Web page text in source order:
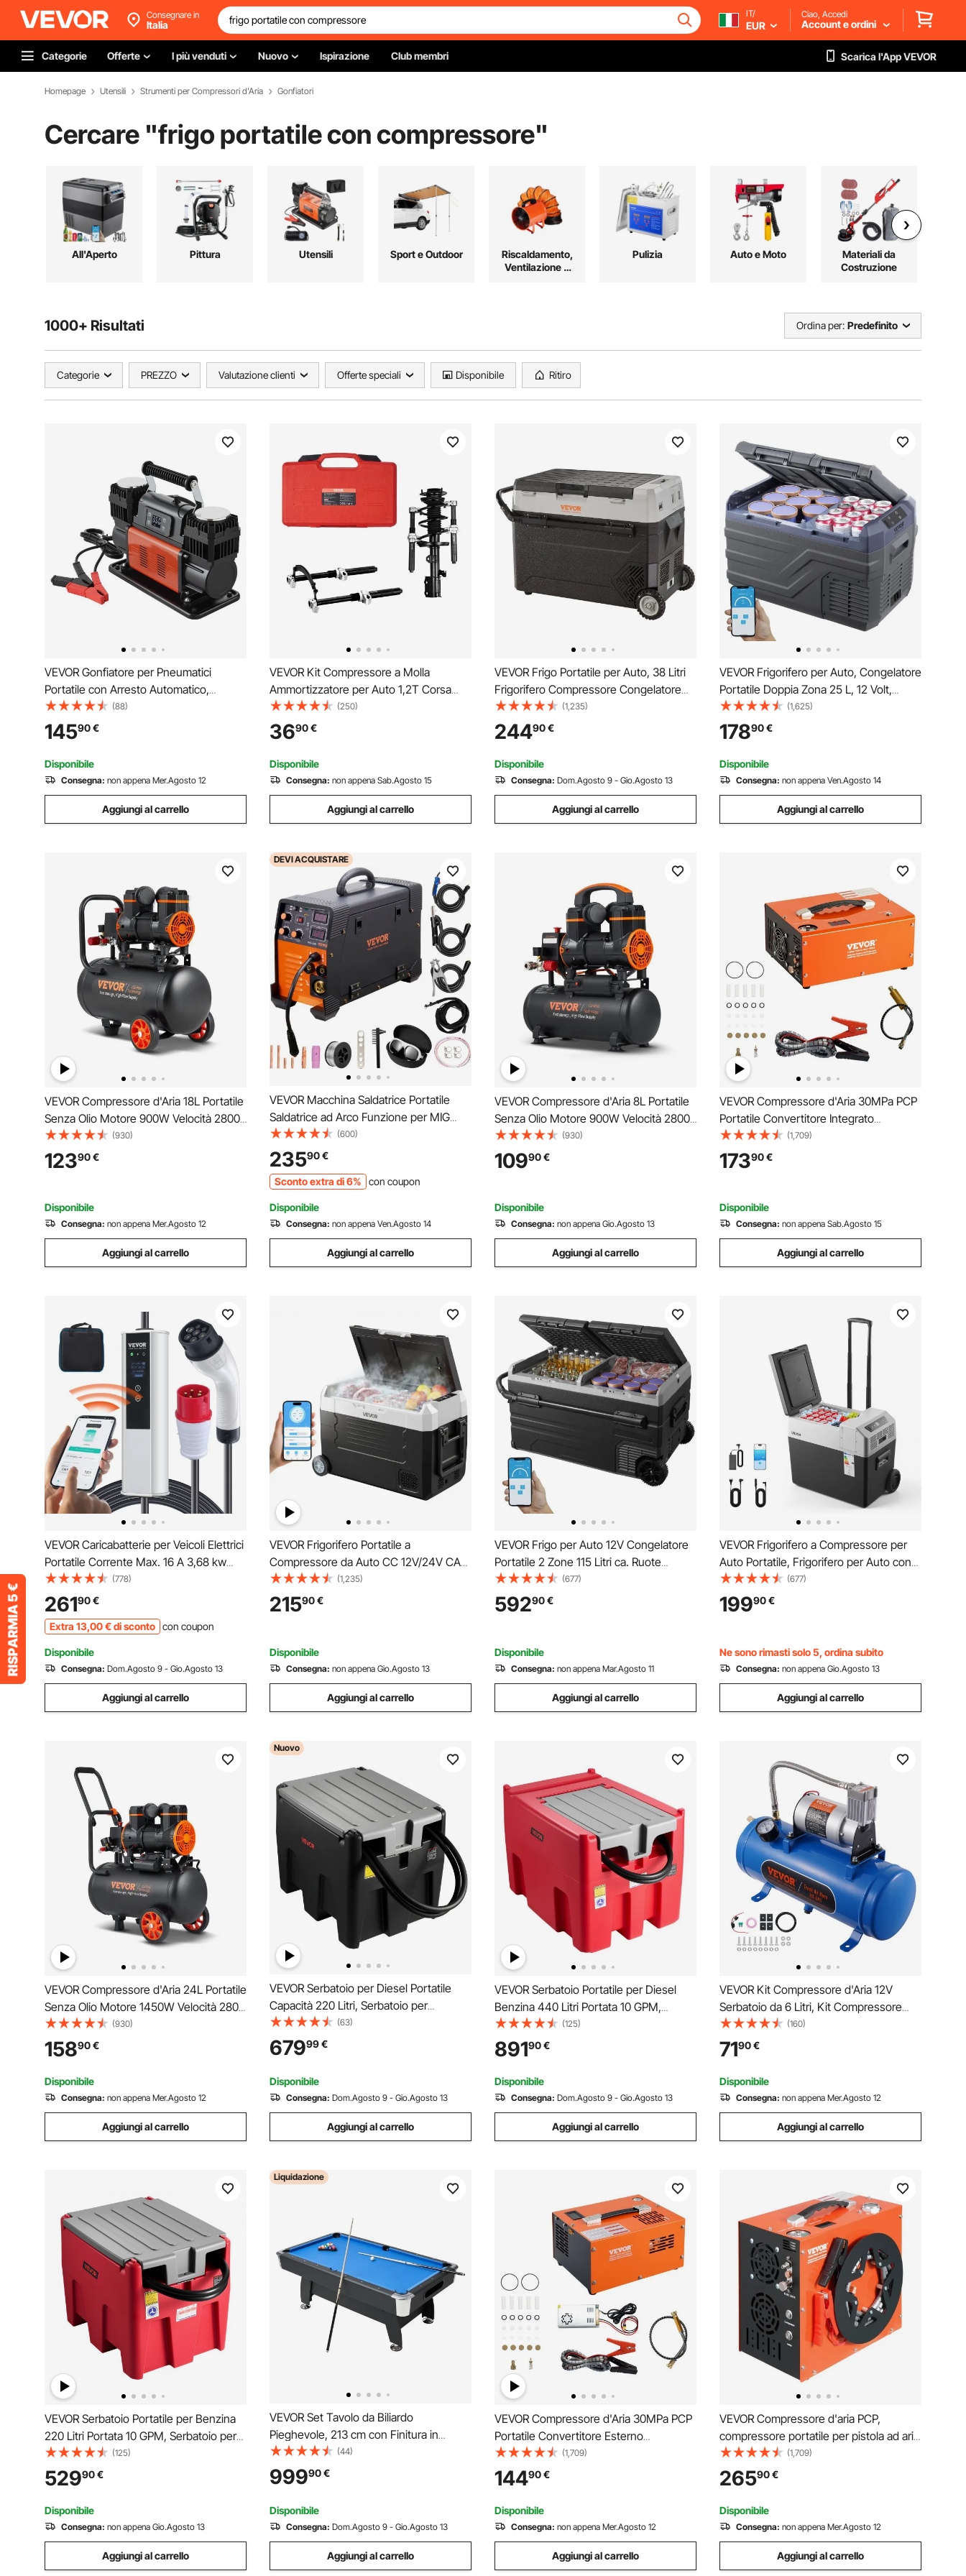
Consegnare in
Italia
IT/
EUR
Ciao, Accedi
Account e ordini
Categorie Offerte I più venduti Nuovo Ispirazione Club membri Scarica l'App VEVOR
Homepage Utensili Strumenti per Compressori d'Aria Gonfiatori
Cercare "frigo portatile con compressore"
All'Aperto Pittura Utensili Sport e Outdoor
Riscaldamento,
Ventilazione e
Pulizia Auto e Moto
Materiali da
Costruzione
1000+ Risultati Ordina per: Predefinito
Categorie PREZZO Valutazione clienti Offerte speciali Disponibile Ritiro
VEVOR Gonfiatore per Pneumatici
Portatile con Arresto Automatico,
Compressore d'Aria per Auto, Pompa
dell'Aria Fuoristrada da 12 V con Display
Digitale LCD e Adattatori per Camion,
SUV, Camper
(88)
14590€
Disponibile
Consegna: non appena Mer.Agosto 12
Aggiungi al carrello
VEVOR Kit Compressore a Molla
Ammortizzatore per Auto 1,2T Corsa
280mm, Kit di Strumenti Compressore a
Molla 2 Pezzi in Acciaio con Valigetta
Portatile per Rimozione Molle di
Sospensione per Auto SUV
(250)
3690€
Disponibile
Consegna: non appena Sab.Agosto 15
Aggiungi al carrello
VEVOR Frigo Portatile per Auto, 38 Litri
Frigorifero Compressore Congelatore
Elettrico CC e CA con Manico
Telescopico e Ruote per Campeggio
0,6kW.h Da -20°C a 10°C Regolabile per
Auto Camion Barca
(1,235)
24490€
Disponibile
Consegna: Dom.Agosto 9 - Gio.Agosto 13
Aggiungi al carrello
VEVOR Frigorifero per Auto, Congelatore
Portatile Doppia Zona 25 L, 12 Volt,
Gamma Regolabile da -20 ~ 20 ℃,
Dispositivo di Raffreddamento a
Compressore 12/24 V CC e 100-240 V
CA per Campeggio Camper
(1,625)
17890€
Disponibile
Consegna: non appena Ven.Agosto 14
Aggiungi al carrello
VEVOR Compressore d'Aria 18L Portatile
Senza Olio Motore 900W Velocità 2800
giri/min per Aerografo Inchiodatura,
Compressore d'Aria a Secco Portatile
Rumore 70dB 2 Silenziatori Temperatura
(930)
12390€
Disponibile
Consegna: non appena Mer.Agosto 12
Aggiungi al carrello
DEVIACQUISTARE
VEVOR Macchina Saldatrice Portatile
Saldatrice ad Arco Funzione per MIG
MMA LIFT TIG Corrente tra 50-250 A,
Saldatrice Portatile Spessore del Filo,
Saldatrice ad Arco Portatile 8,4kg
(600)
23590€
Sconto extra di 6% con coupon
Disponibile
Consegna: non appena Ven.Agosto 14
Aggiungi al carrello
VEVOR Compressore d'Aria 8L Portatile
Senza Olio Motore 900W Velocità 2800
giri/min per Aerografo Inchiodatura,
Compressore d'Aria a Secco Portatile
Rumore 70dB 2 Silenziatori Temperatura
(930)
10990€
Disponibile
Consegna: non appena Gio.Agosto 13
Aggiungi al carrello
VEVOR Compressore d'Aria 30MPa PCP
Portatile Convertitore Integrato
Spegnimento Manuale DC 12V/AC 230V,
Compressore d'Aria Portatile ad Alta
Pressione Senza Acqua Senza Olio
(1,709)
17390€
Disponibile
Consegna: non appena Sab.Agosto 15
Aggiungi al carrello
VEVOR Caricabatterie per Veicoli Elettrici
Portatile Corrente Max. 16 A 3,68 kw
Monofase Tipo 2 Cavo Lunghezza 7,5m,
Caricabatterie EV Portatile IEC6219
Spina CEE16 con Schermo LCD IP66
Cavo in TPU
(778)
26190€
Extra 13,00€di sconto con coupon
Disponibile
Consegna: Dom.Agosto 9 - Gio.Agosto 13
Aggiungi al carrello
VEVOR Frigorifero Portatile a
Compressore da Auto CC 12V/24V CA
100-240V, Frigo Portatile per
Campeggio Viaggio Pesca Capienza 35
Litri Contenitore -20 a 20 °C Doppia
(1,235)
21590€
Disponibile
Consegna: non appena Gio.Agosto 13
Aggiungi al carrello
VEVOR Frigo per Auto 12V Congelatore
Portatile 2 Zone 115 Litri ca. Ruote
Maniglia, -20°C a 20°C, Dispositivo di
Raffreddamento a Compressore 12/24V
DC / 100-240V AC Esterno, Campeggio,
(677)
59290€
Disponibile
Consegna: non appena Mar.Agosto 11
Aggiungi al carrello
VEVOR Frigorifero a Compressore per
Auto Portatile, Frigorifero per Auto con
Ruote Maniglia Capienza 40 L Controllo
APP, Temperatura tra -22°C a 10°C,
Congelatore Elettrico per Camper SUV,
(677)
19990€
Ne sono rimasti solo 5, ordina subito
Consegna: non appena Gio.Agosto 13
Aggiungi al carrello
VEVOR Compressore d'Aria 24L Portatile
Senza Olio Motore 1450W Velocità 2800
giri/min per Aerografo Inchiodatura,
Compressore d'Aria a Secco Portatile
Rumore 70dB 2 Silenziatori Temperatura
-50℃ - 40℃
(930)
15890€
Disponibile
Consegna: non appena Mer.Agosto 12
Aggiungi al carrello
Nuovo
VEVOR Serbatoio per Diesel Portatile
Capacità 220 Litri, Serbatoio per
Carburante con Pompa di Trasferimento
Elettrica da 12 V Potenza 140W,
Lunghezza Cavo Alimentazione 3,9m,
Nero
(63)
67999€
Disponibile
Consegna: Dom.Agosto 9 - Gio.Agosto 13
Aggiungi al carrello
VEVOR Serbatoio Portatile per Diesel
Benzina 440 Litri Portata 10 GPM,
Serbatoio per Carburante Diesel con
Pompa di Trasferimento Elettrica da 12 V,
Tubo Flessibile, Trasporto del
Carburante, Rosso
(125)
89190€
Disponibile
Consegna: Dom.Agosto 9 - Gio.Agosto 13
Aggiungi al carrello
VEVOR Kit Compressore d'Aria 12V
Serbatoio da 6 Litri, Kit Compressore
d'Aria per Clacson Tromba, Pressione di
Esercizio 90-120 PSI, Sistema di
Compressore d'Aria Integrato per
Clacson Tromba Camion
(160)
7190€
Disponibile
Consegna: non appena Mer.Agosto 12
Aggiungi al carrello
VEVOR Serbatoio Portatile per Benzina
220 Litri Portata 10 GPM, Serbatoio per
Carburante Diesel con Pompa di
Trasferimento Elettrica 102W, Tubo
Flessibile, Trasporto del Carburante,
Rosso
(125)
52990€
Disponibile
Consegna: non appena Gio.Agosto 13
Aggiungi al carrello
Liquidazione
VEVOR Set Tavolo da Biliardo
Pieghevole, 213 cm con Finitura in
Legno, Portatile Tavolo da Gioco con
Piedini Regolabili, Set Completo con
Palline, Stecche, Rastrelliera, Gesso,
Nero con Panno Blu
(44)
99990€
Disponibile
Consegna: Dom.Agosto 9 - Gio.Agosto 13
Aggiungi al carrello
VEVOR Compressore d'Aria 30MPa PCP
Portatile Convertitore Esterno
Spegnimento Manuale DC 12V/AC 230V,
Compressore d'Aria Portatile ad Alta
Pressione Senza Acqua Senza Olio per
Pistola Aria Compressa
(1,709)
14490€
Disponibile
Consegna: non appena Mer.Agosto 12
Aggiungi al carrello
VEVOR Compressore d'aria PCP,
compressore portatile per pistola ad aria
compressa PCP 4500PSI/30Mpa,
Sistema di raffreddamento ad acqua e
ventola integrato, compressore per
pistola ad aria compressa
(1,709)
26590€
Disponibile
Consegna: non appena Mer.Agosto 12
Aggiungi al carrello